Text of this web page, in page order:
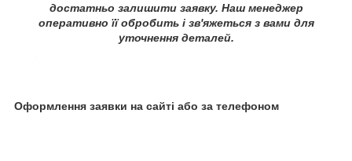
достатньо залишити заявку. Наш менеджер
оперативно її обробить і зв'яжеться з вами для
уточнення деталей.
Оформлення заявки на сайті або за телефоном